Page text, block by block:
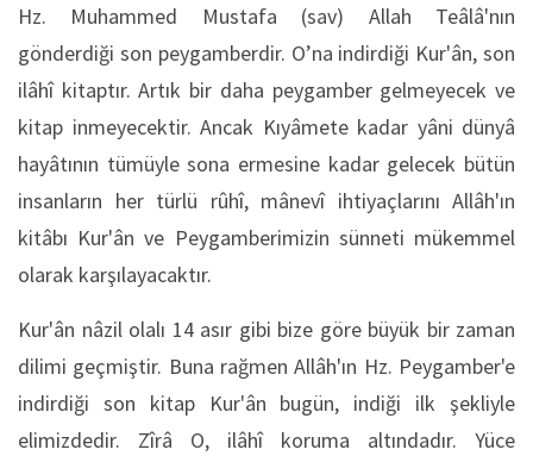
Hz. Muhammed Mustafa (sav) Allah Teâlâ'nın
gönderdiği son peygamberdir. O’na indirdiği Kur'ân, son
ilâhî kitaptır. Artık bir daha peygamber gelmeyecek ve
kitap inmeyecektir. Ancak Kıyâmete kadar yâni dünyâ
hayâtının tümüyle sona ermesine kadar gelecek bütün
insanların her türlü rûhî, mânevî ihtiyaçlarını Allâh'ın
kitâbı Kur'ân ve Peygamberimizin sünneti mükemmel
olarak karşılayacaktır.
Kur'ân nâzil olalı 14 asır gibi bize göre büyük bir zaman
dilimi geçmiştir. Buna rağmen Allâh'ın Hz. Peygamber'e
indirdiği son kitap Kur'ân bugün, indiği ilk şekliyle
elimizdedir. Zîrâ O, ilâhî koruma altındadır. Yüce